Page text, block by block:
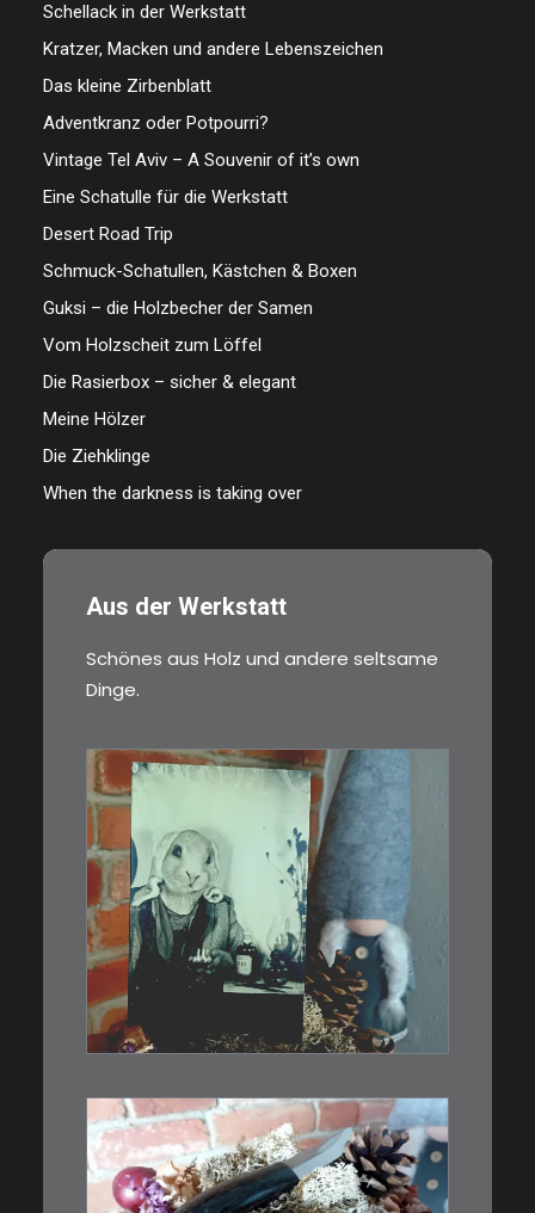
Schellack in der Werkstatt
Kratzer, Macken und andere Lebenszeichen
Das kleine Zirbenblatt
Adventkranz oder Potpourri?
Vintage Tel Aviv – A Souvenir of it’s own
Eine Schatulle für die Werkstatt
Desert Road Trip
Schmuck-Schatullen, Kästchen & Boxen
Guksi – die Holzbecher der Samen
Vom Holzscheit zum Löffel
Die Rasierbox – sicher & elegant
Meine Hölzer
Die Ziehklinge
When the darkness is taking over
Aus der Werkstatt
Schönes aus Holz und andere seltsame
Dinge.
€3,00
Limitierte Auflage. Original:
Abzug von…
€39,00